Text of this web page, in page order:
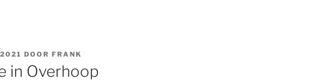
DOOR FRANK
in Overhoop